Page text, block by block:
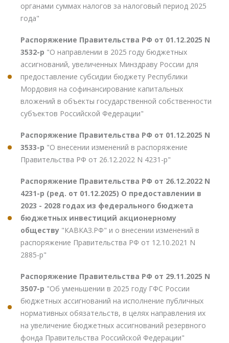
органами суммах налогов за налоговый период 2025
года"
Распоряжение Правительства РФ от 01.12.2025 N
3532-р "О направлении в 2025 году бюджетных
ассигнований, увеличенных Минздраву России для
предоставление субсидии бюджету Республики
Мордовия на софинансирование капитальных
вложений в объекты государственной собственности
субъектов Российской Федерации"
Распоряжение Правительства РФ от 01.12.2025 N
3533-р "О внесении изменений в распоряжение
Правительства РФ от 26.12.2022 N 4231-р"
Распоряжение Правительства РФ от 26.12.2022 N
4231-р (ред. от 01.12.2025) О предоставлении в
2023 - 2028 годах из федерального бюджета
бюджетных инвестиций акционерному
обществу "КАВКАЗ.РФ" и о внесении изменений в
распоряжение Правительства РФ от 12.10.2021 N
2885-р"
Распоряжение Правительства РФ от 29.11.2025 N
3507-р "Об уменьшении в 2025 году ГФС России
бюджетных ассигнований на исполнение публичных
нормативных обязательств, в целях направления их
на увеличение бюджетных ассигнований резервного
фонда Правительства Российской Федерации"